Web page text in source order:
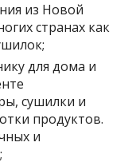
из Новой
странах как
для дома и
сушилки и
продуктов.
и